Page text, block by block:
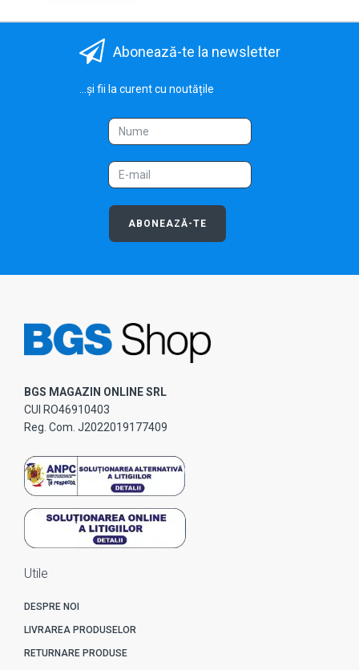
Abonează-te la newsletter
...și fii la curent cu noutățile
ABONEAZĂ-TE
BGS MAGAZIN ONLINE SRL
CUI RO46910403
Reg. Com. J2022019177409
Utile
DESPRE NOI
LIVRAREA PRODUSELOR
RETURNARE PRODUSE